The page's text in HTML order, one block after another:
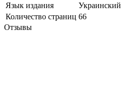
Язык издания
Украинский
Количество страниц 66
Отзывы